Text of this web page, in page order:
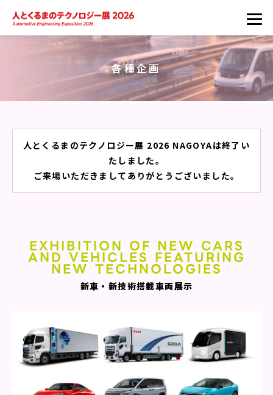
各種企画
人とくるまのテクノロジー展 2026 NAGOYAは終了い
たしました。
ご来場いただきましてありがとうございました。
EXHIBITION OF NEW CARS
AND VEHICLES FEATURING
NEW TECHNOLOGIES
新車・新技術搭載車両展示